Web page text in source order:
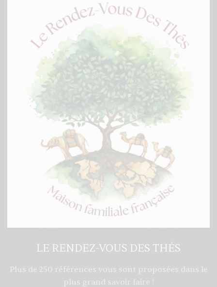
LE RENDEZ-VOUS DES THÉS
Plus de 250 références vous sont proposées dans le
plus grand savoir faire !